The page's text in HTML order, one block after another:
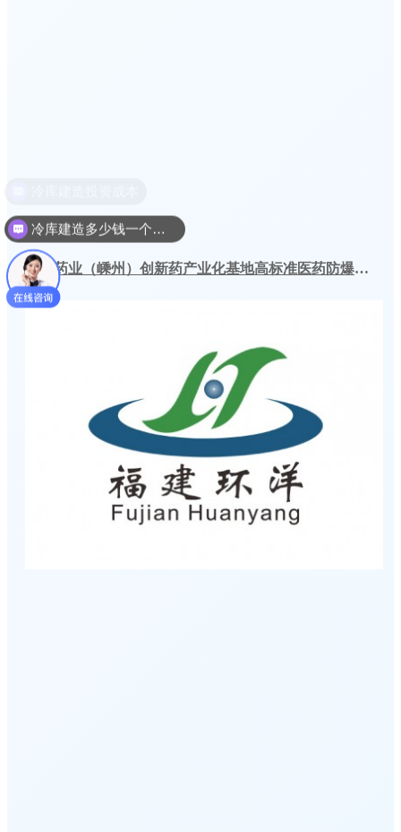
贝达药业（嵊州）创新药产业化基地高标准医药防爆冷库建造工程案例